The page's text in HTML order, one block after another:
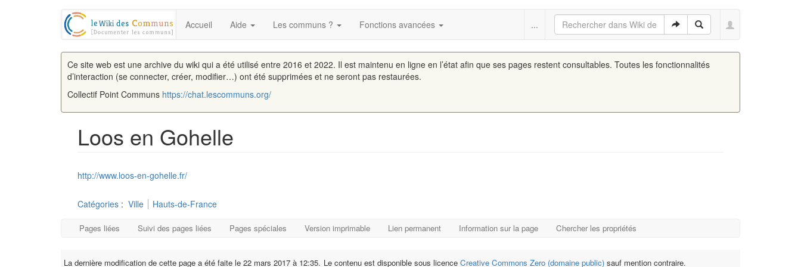
Accueil Aide Les communs ? Fonctions avancées ...
Ce site web est une archive du wiki qui a été utilisé entre 2016 et 2022. Il est maintenu en ligne en l’état afin que ses pages restent consultables. Toutes les fonctionnalités
d’interaction (se connecter, créer, modifier…) ont été supprimées et ne seront pas restaurées.
Collectif Point Communs https://chat.lescommuns.org/
Loos en Gohelle
http://www.loos-en-gohelle.fr/
Catégories : Ville Hauts-de-France
Pages liées Suivi des pages liées Pages spéciales Version imprimable Lien permanent Information sur la page Chercher les propriétés
La dernière modification de cette page a été faite le 22 mars 2017 à 12:35. Le contenu est disponible sous licence Creative Commons Zero (domaine public) sauf mention contraire.